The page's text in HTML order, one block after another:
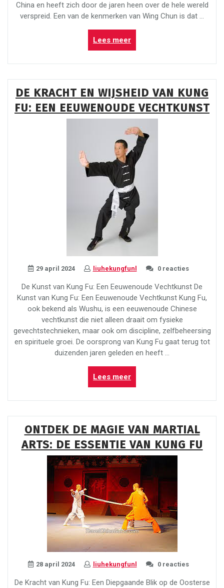
China en heeft zich door de jaren heen over de hele wereld
verspreid. Een van de kenmerken van Wing Chun is dat …
Lees meer“Ontdek
de
Elegantie
Chun:
Een
Traditionele
Vechtkunst
uit
China”
DE KRACHT EN WIJSHEID VAN KUNG
FU: EEN EEUWENOUDE VECHTKUNST
29 april 2024 liuhekungfunl 0 reacties
De Kunst van Kung Fu: Een Eeuwenoude Vechtkunst De
Kunst van Kung Fu: Een Eeuwenoude Vechtkunst Kung Fu,
ook bekend als Wushu, is een eeuwenoude Chinese
vechtkunst die niet alleen draait om fysieke
gevechtstechnieken, maar ook om discipline, zelfbeheersing
en spirituele groei. De oorsprong van Kung Fu gaat terug tot
duizenden jaren geleden en heeft …
Lees meer“De
Kracht
en
Kung
Fu:
Een
Eeuwenoude
Vechtkunst”
ONTDEK DE MAGIE VAN MARTIAL
ARTS: DE ESSENTIE VAN KUNG FU
28 april 2024 liuhekungfunl 0 reacties
De Kracht van Kung Fu: Een Diepgaande Blik op de Oosterse